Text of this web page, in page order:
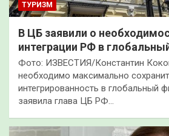
ТУРИЗМ
В ЦБ заявили о
интеграции РФ в
Фото: ИЗВЕСТИЯ/Константин
необходимо максимально
интегрированность в глобальный
заявила глава ЦБ РФ…